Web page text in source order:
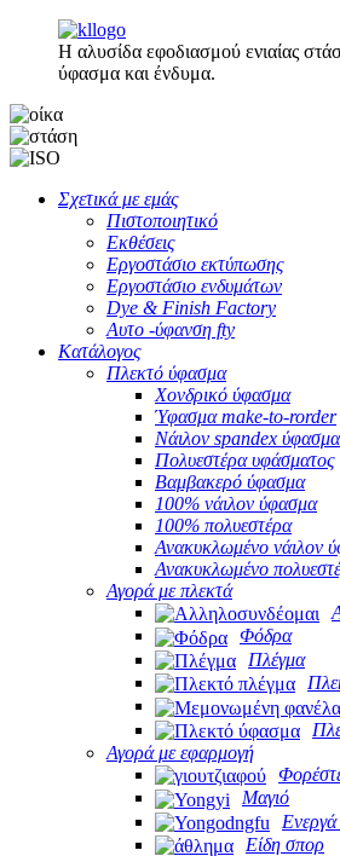
Η αλυσίδα εφοδιασμού ενιαίας
ύφασμα και ένδυμα.
Σχετικά με εμάς
Πιστοποιητικό
Εκθέσεις
Εργοστάσιο εκτύπωσης
Εργοστάσιο ενδυμάτων
Dye & Finish Factory
Αυτο -ύφανση fty
Κατάλογος
Πλεκτό ύφασμα
Χονδρικό ύφασμα
Ύφασμα make-to-rorder
Νάιλον spandex ύφασμα
Πολυεστέρα υφάσματος
Βαμβακερό ύφασμα
100% νάιλον ύφασμα
100% πολυεστέρα
Ανακυκλωμένο νάιλον
Ανακυκλωμένο
Αγορά με πλεκτά
Φόδρα
Πλέγμα
Αγορά με εφαρμογή
Μαγιό
Ενεργά
Είδη σπορ